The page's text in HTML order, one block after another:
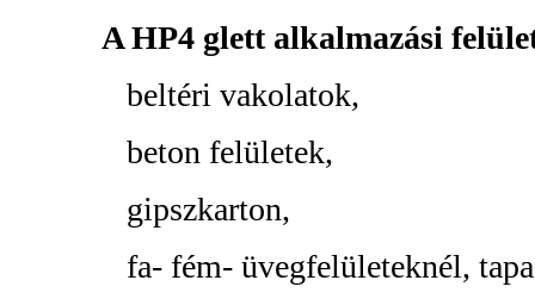
A HP4 glett alkalmazási
beltéri vakolatok,
beton felületek,
gipszkarton,
fa- fém- üvegfelületeknél,